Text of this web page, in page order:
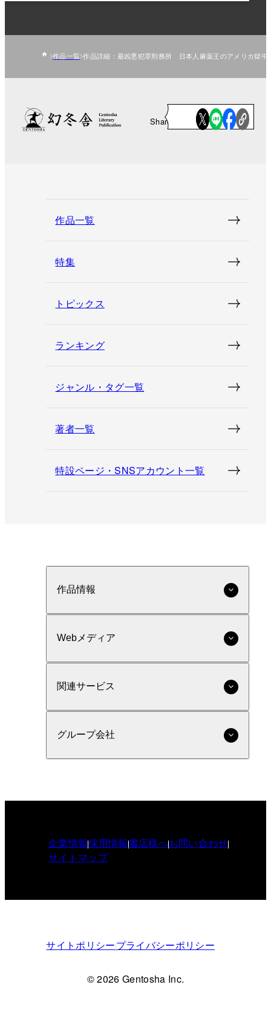
作品一覧 作品詳細：最凶悪犯罪刑務所 日本人麻薬王のアメリカ獄中
Share
作品一覧
特集
トピックス
ランキング
ジャンル・タグ一覧
著者一覧
特設ページ・SNSアカウント一覧
作品情報
Webメディア
関連サービス
グループ会社
企業情報採用情報書店様へお問い合わせ
サイトマップ
サイトポリシープライバシーポリシー
© 2026 Gentosha Inc.